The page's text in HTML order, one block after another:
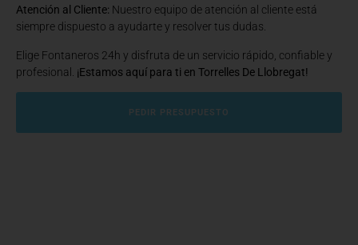
Atención al Cliente: Nuestro equipo de atención al cliente está
siempre dispuesto a ayudarte y resolver tus dudas.
Elige Fontaneros 24h y disfruta de un servicio rápido, confiable y
profesional. ¡Estamos aquí para ti en Torrelles De Llobregat!
PEDIR PRESUPUESTO